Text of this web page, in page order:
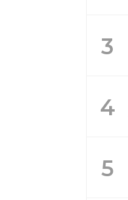
3
4
5